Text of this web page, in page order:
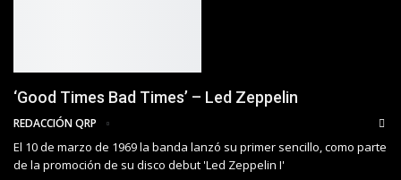
‘Good Times Bad Times’ – Led Zeppelin
REDACCIÓN QRP
El 10 de marzo de 1969 la banda lanzó su primer sencillo, como parte
de la promoción de su disco debut 'Led Zeppelin I'